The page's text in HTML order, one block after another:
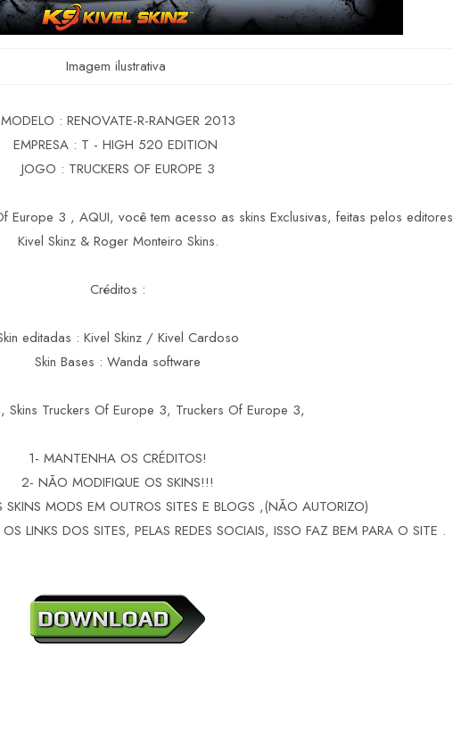
Imagem ilustrativa
MODELO : RENOVATE-R-RANGER 2013
EMPRESA : T - HIGH 520 EDITION
JOGO : TRUCKERS OF EUROPE 3
Europe 3 , AQUI, você tem acesso as skins Exclusivas, feitas pelos editores
Kivel Skinz & Roger Monteiro Skins.
Créditos :
editadas : Kivel Skinz / Kivel Cardoso
Skin Bases : Wanda software
Skins Truckers Of Europe 3, Truckers Of Europe 3,
1- MANTENHA OS CRÉDITOS!
2- NÃO MODIFIQUE OS SKINS!!!
MODS EM OUTROS SITES E BLOGS ,(NÃO AUTORIZO)
LINKS DOS SITES, PELAS REDES SOCIAIS, ISSO FAZ BEM PARA O SITE .